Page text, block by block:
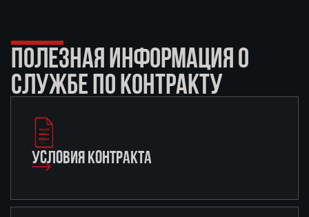
ПОЛЕЗНАЯ ИНФОРМАЦИЯ О
СЛУЖБЕ ПО КОНТРАКТУ
УСЛОВИЯ КОНТРАКТА